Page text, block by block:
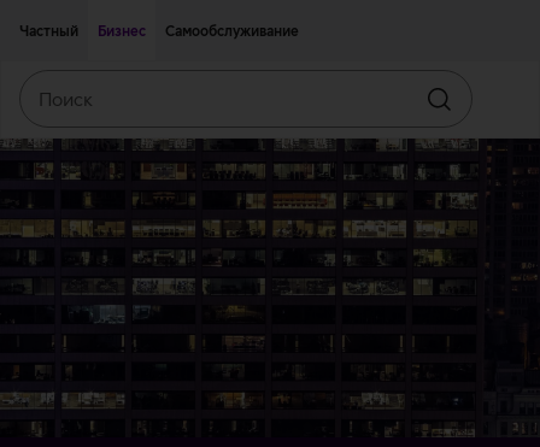
Частный
Бизнес Самообслуживание
Искать